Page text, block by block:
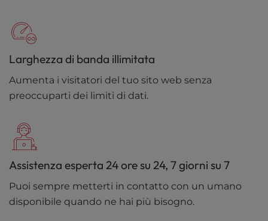
Larghezza di banda illimitata
Aumenta i visitatori del tuo sito web senza
preoccuparti dei limiti di dati.
Assistenza esperta 24 ore su 24, 7 giorni su 7
Puoi sempre metterti in contatto con un umano
disponibile quando ne hai più bisogno.